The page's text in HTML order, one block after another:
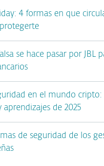
4 formas en que
se hace pasar por JBL
en el mundo cripto:
aprendizajes de 2025
de seguridad de los